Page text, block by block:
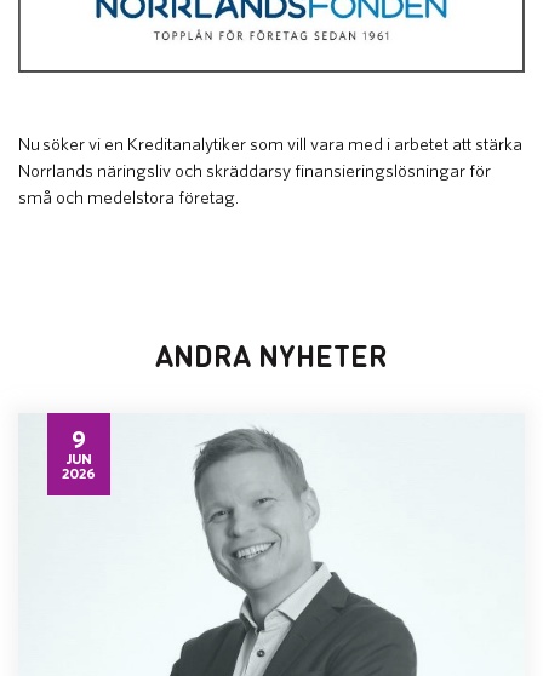
Nu söker vi en Kreditanalytiker som vill vara med i arbetet att stärka
Norrlands näringsliv och skräddarsy finansieringslösningar för
små och medelstora företag.
ANDRA NYHETER
9
JUN
2026